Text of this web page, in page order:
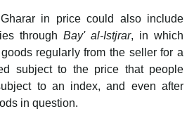
in price could also include
through Bay' al-Istjrar, in which
regularly from the seller for a
subject to the price that people
to an index, and even after
in question.